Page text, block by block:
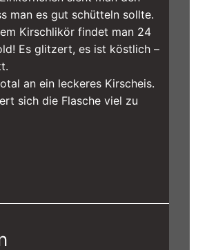
man es gut schütteln sollte.
Kirschlikör findet man 24
Es glitzert, es ist köstlich –
an ein leckeres Kirscheis.
sich die Flasche viel zu